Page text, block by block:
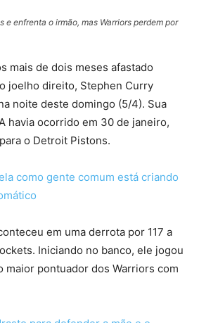
e enfrenta o irmão, mas Warriors perdem por
mais de dois meses afastado
joelho direito, Stephen Curry
noite deste domingo (5/4). Sua
havia ocorrido em 30 de janeiro,
o Detroit Pistons.
como gente comum está criando
em uma derrota por 117 a
Iniciando no banco, ele jogou
maior pontuador dos Warriors com